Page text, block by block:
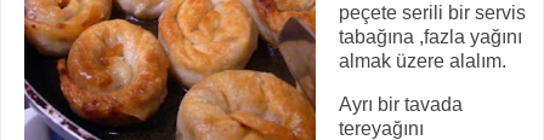
peçete serili bir servis
tabağına ,fazla yağını
almak üzere alalım.
Ayrı bir tavada
tereyağını